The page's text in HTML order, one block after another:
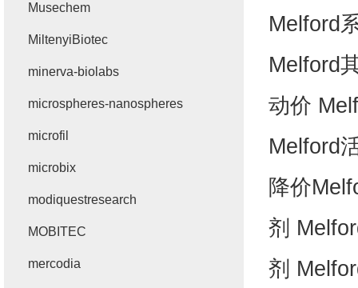
Melford
Melford
动价
Melford
降价
剂
剂
Musechem
MiltenyiBiotec
minerva-biolabs
microspheres-nanospheres
microfil
microbix
modiquestresearch
MOBITEC
mercodia